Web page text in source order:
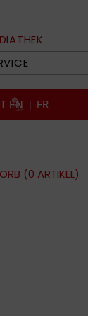
EN | FR
(0 ARTIKEL)